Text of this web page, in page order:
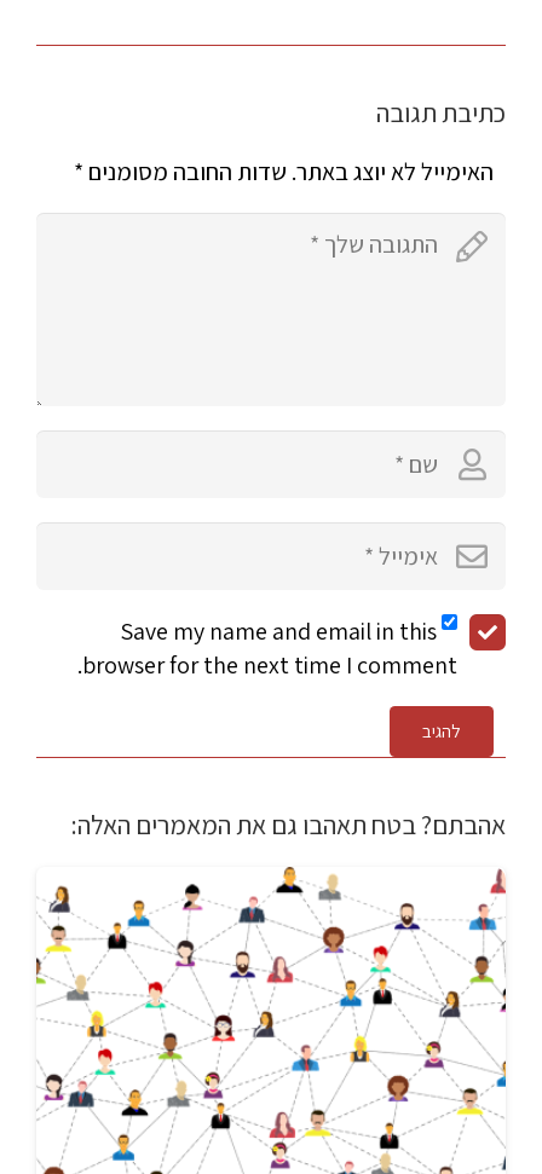
כתיבת תגובה
האימייל לא יוצג באתר. שדות החובה מסומנים *
Save my name and email in this
browser for the next time I comment.
להגיב
אהבתם? בטח תאהבו גם את המאמרים האלה: